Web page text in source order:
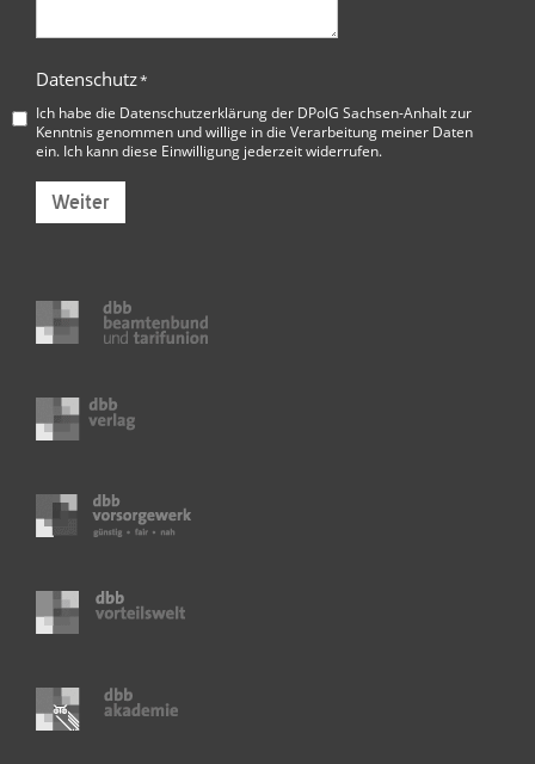
Datenschutz*
Ich habe die Datenschutzerklärung der DPolG Sachsen-Anhaltzur
Kenntnis genommen und willige in die Verarbeitung meiner Daten
ein. Ich kann diese Einwilligung jederzeit widerrufen.
Weiter